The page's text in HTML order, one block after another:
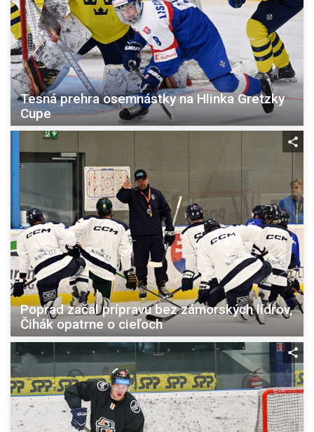
Tesná prehra osemnástky na Hlinka Gretzky
Cupe
Poprad začal prípravu bez zámorských lídrov,
Čihák opatrne o cieľoch